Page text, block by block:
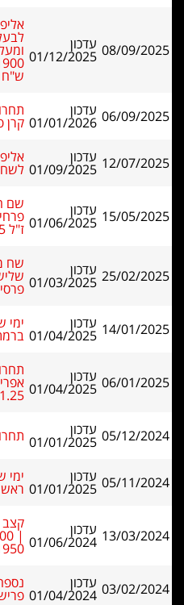
08/09/2025 עדכון
01/12/2025
ש"ח
06/09/2025 עדכון
01/01/2026 קרן
12/07/2025 עדכון
01/09/2025
15/05/2025 עדכון
01/06/2025
שם
ז"ל 15.5.2025
25/02/2025 עדכון
01/03/2025
שח
14/01/2025 עדכון
01/04/2025
ימי
ברמת
06/01/2025 עדכון
01/04/2025
1800+)
05/12/2024 עדכון
01/01/2025
05/11/2024 עדכון
01/01/2025
ימי
13/03/2024 עדכון
01/06/2024
03/02/2024 עדכון
01/04/2024